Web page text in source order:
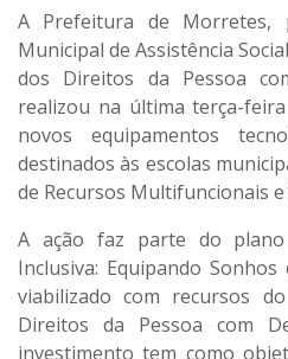
A Prefeitura de Morretes,
Municipal de Assistência
dos Direitos da Pessoa
realizou na última terça-
novos equipamentos
destinados às escolas
de Recursos Multifuncionais e
A ação faz parte do
Inclusiva: Equipando Sonhos
viabilizado com recursos
Direitos da Pessoa com
investimento tem como